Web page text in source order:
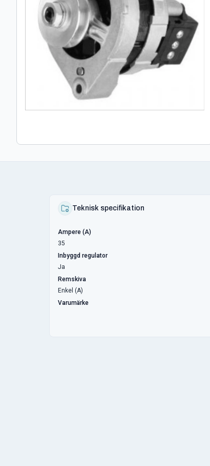
Teknisk specifikation
Ampere (A)
35
Inbyggd regulator
Ja
Remskiva
Enkel (A)
Varumärke